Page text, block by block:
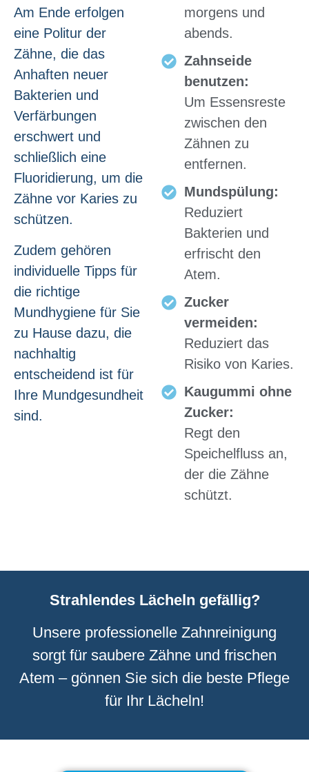
Am Ende erfolgen
eine Politur der
Zähne, die das
Anhaften neuer
Bakterien und
Verfärbungen
erschwert und
schließlich eine
Fluoridierung, um die
Zähne vor Karies zu
schützen.
Zudem gehören
individuelle Tipps für
die richtige
Mundhygiene für Sie
zu Hause dazu, die
nachhaltig
entscheidend ist für
Ihre Mundgesundheit
sind.
morgens und
abends.
Zahnseide
benutzen:
Um Essensreste
zwischen den
Zähnen zu
entfernen.
Mundspülung:
Reduziert
Bakterien und
erfrischt den
Atem.
Zucker
vermeiden:
Reduziert das
Risiko von Karies.
Kaugummi ohne
Zucker:
Regt den
Speichelfluss an,
der die Zähne
schützt.
Strahlendes Lächeln gefällig?
Unsere professionelle Zahnreinigung
sorgt für saubere Zähne und frischen
Atem – gönnen Sie sich die beste Pflege
für Ihr Lächeln!